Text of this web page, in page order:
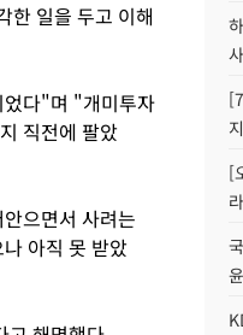
한 일을 두고 이해
었다"며 "개미투자
직전에 팔았
으면서 사려는
아직 못 받았
[